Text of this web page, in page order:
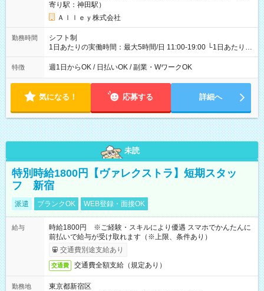
寄り駅：神田駅）
Ａｌｌｅｙ株式会社
勤務時間
シフト制
1日あたりの実働時間：最大5時間/日 11:00-19:00 └1日あたりの
実働時間：1-5時間 └上記の時間帯内であれば、いつでも勤務可
能！ └平日・土曜日の中で、お好きな曜日でご勤務いただけま
18:00 などのように、自由な働き方が可能なお仕事です！
特徴 週1日からOK / 日払いOK / 副業・WワークOK
気になる！ 応募する 詳細へ
未読
特別時給1800円【ヴァレクストラ】短期スタッ
フ 新宿
派遣 ブランクOK WEB登録・面接OK
給与
時給1800円 ※ご経験・スキルにより優遇 スマホでかんたんに
前払いで給与が受け取れます（※上限、条件あり）
交通費別途支給あり
交通費 交通費全額支給（規定あり）
勤務地
東京都新宿区